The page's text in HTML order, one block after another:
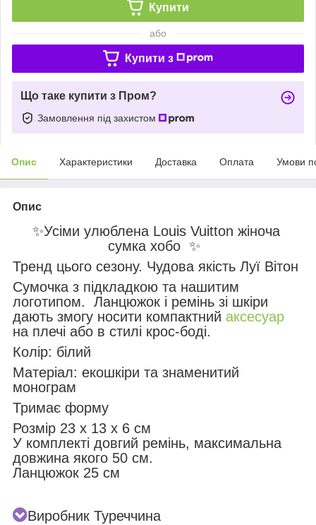
Купити
або
Купити з
Що таке купити з Пром?
Замовлення під захистом
Опис Характеристики Доставка Оплата Умови
Опис
✨Усіми улюблена Louis Vuitton жіноча
сумка хобо ✨
Тренд цього сезону. Чудова якість Луї Вітон
Сумочка з підкладкою та нашитим
логотипом. Ланцюжок і ремінь зі шкіри
дають змогу носити компактний аксесуар
на плечі або в стилі крос-боді.
Колір: білий
Матеріал: екошкіри та знаменитий
монограм
Тримає форму
Розмір 23 x 13 x 6 см
У комплекті довгий ремінь, максимальна
довжина якого 50 см.
Ланцюжок 25 см
Виробник Туреччина